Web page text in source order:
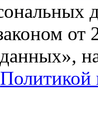
Политикой